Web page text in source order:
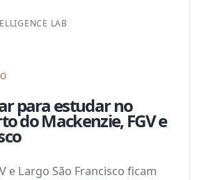
LAB
para estudar no
do Mackenzie, FGV e
e Largo São Francisco ficam